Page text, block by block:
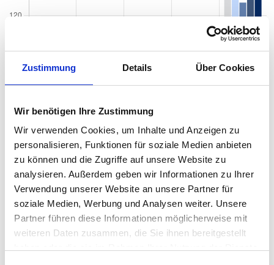
Zustimmung Details Über Cookies
Wir benötigen Ihre Zustimmung
Wir verwenden Cookies, um Inhalte und Anzeigen zu
personalisieren, Funktionen für soziale Medien anbieten
zu können und die Zugriffe auf unsere Website zu
analysieren. Außerdem geben wir Informationen zu Ihrer
Verwendung unserer Website an unsere Partner für
soziale Medien, Werbung und Analysen weiter. Unsere
Partner führen diese Informationen möglicherweise mit
weiteren Daten zusammen, die Sie ihnen bereitgestellt
Quadratmeterpreise in Regensburg
Kasernenviertel für Wohnungen nach
Wohnungstyp